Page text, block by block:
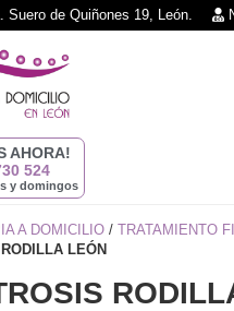
Suero de Quiñones 19, León.
AHORA!
524
y domingos
A DOMICILIO /
TRATAMIENTO
LEÓN